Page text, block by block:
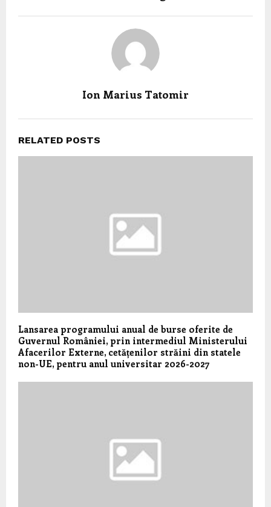
Ion Marius Tatomir
RELATED POSTS
Lansarea programului anual de burse oferite de
Guvernul României, prin intermediul Ministerului
Afacerilor Externe, cetățenilor străini din statele
non-UE, pentru anul universitar 2026-2027